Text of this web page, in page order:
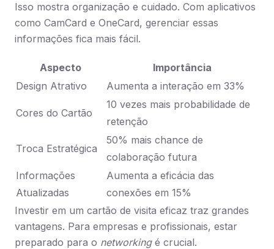
Isso mostra organização e cuidado. Com aplicativos
como CamCard e OneCard, gerenciar essas
informações fica mais fácil.
Aspecto
Importância
Design Atrativo
Aumenta a interação em 33%
Cores do Cartão
10 vezes mais probabilidade de
retenção
Troca Estratégica
50% mais chance de
colaboração futura
Informações
Atualizadas
Aumenta a eficácia das
conexões em 15%
Investir em um cartão de visita eficaz traz grandes
vantagens. Para empresas e profissionais, estar
preparado para o networkingé crucial.